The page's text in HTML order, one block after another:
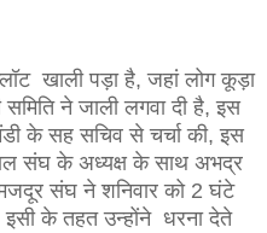
खाली पड़ा है, जहां लोग कूड़ा
ने जाली लगवा दी है, इस
के सह सचिव से चर्चा की, इस
संघ के अध्यक्ष के साथ अभद्र
संघ ने शनिवार को 2 घंटे
इसी के तहत उन्होंने धरना देते